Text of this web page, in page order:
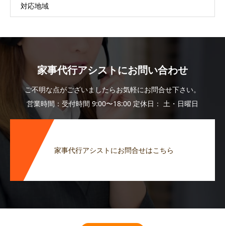
対応地域
家事代行アシストにお問い合わせ
ご不明な点がございましたらお気軽にお問合せ下さい。
営業時間：受付時間 9:00〜18:00 定休日： 土・日曜日
家事代行アシストにお問合せはこちら